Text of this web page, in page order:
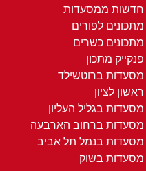
חדשות ממסעדות
מתכונים לפורים
מתכונים כשרים
פנקייק מתכון
מסעדות ברוטשילד
ראשון לציון
מסעדות בגליל העליון
מסעדות ברחוב הארבעה
מסעדות בנמל תל אביב
מסעדות בשוק